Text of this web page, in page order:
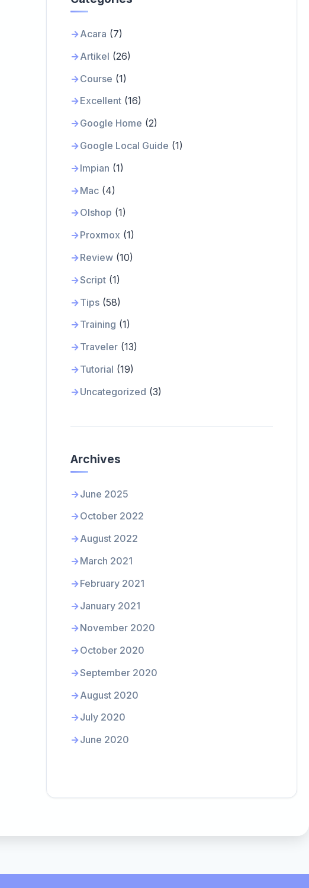
Acara (7)
Artikel (26)
Course (1)
Excellent (16)
Google Home (2)
Google Local Guide (1)
Impian (1)
Mac (4)
Olshop (1)
Proxmox (1)
Review (10)
Script (1)
Tips (58)
Training (1)
Traveler (13)
Tutorial (19)
Uncategorized (3)
Archives
June 2025
October 2022
August 2022
March 2021
February 2021
January 2021
November 2020
October 2020
September 2020
August 2020
July 2020
June 2020